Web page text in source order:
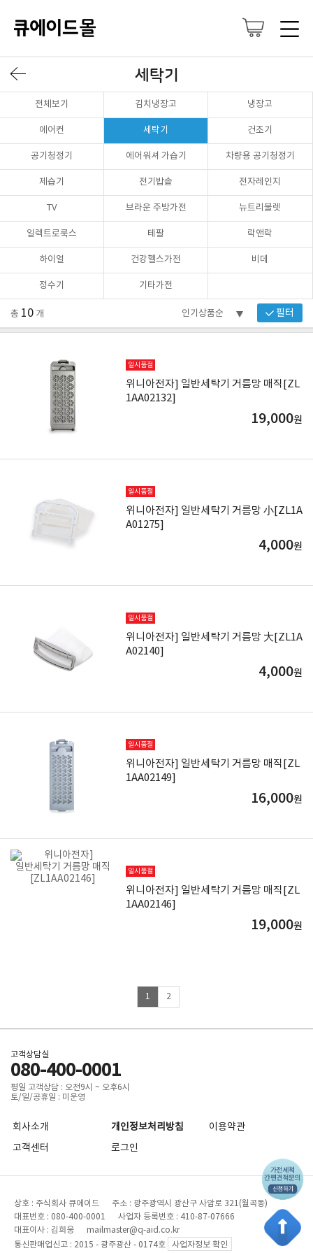
세탁기
전체보기 김치냉장고 냉장고
에어컨 세탁기 건조기
공기청정기 에어워셔 가습기 차량용 공기청정기
제습기 전기밥솥 전자레인지
TV 브라운 주방가전 뉴트리불렛
일렉트로룩스 테팔 락앤락
하이얼 건강헬스가전 비데
정수기 기타가전
총 10 개 필터
일시품절
위니아전자] 일반세탁기 거름망 매직[ZL
1AA02132]
19,000원
일시품절
위니아전자] 일반세탁기 거름망 小[ZL1A
A01275]
4,000원
일시품절
위니아전자] 일반세탁기 거름망 大[ZL1A
A02140]
4,000원
일시품절
위니아전자] 일반세탁기 거름망 매직[ZL
1AA02149]
16,000원
일시품절
위니아전자] 일반세탁기 거름망 매직[ZL
1AA02146]
19,000원
1 2
고객상담실
080-400-0001
평일 고객상담 : 오전9시 ~ 오후6시
토/일/공휴일 : 미운영
회사소개 개인정보처리방침
이용약관
고객센터
로그인
상호 : 주식회사 큐에이드 주소 : 광주광역시 광산구 사암로 321(월곡동)
대표번호 : 080-400-0001 사업자 등록번호 : 410-87-07666
대표이사 : 김희웅 mailmaster@q-aid.co.kr
통신판매업신고 : 2015 - 광주광산 - 0174호
사업자정보 확인